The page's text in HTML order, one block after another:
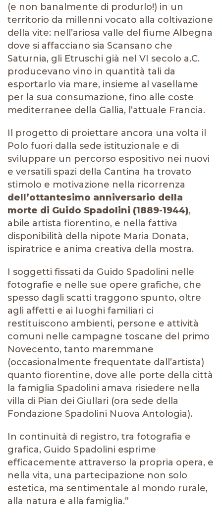
(e non banalmente di produrlo!) in un
territorio da millenni vocato alla coltivazione
della vite: nell’ariosa valle del fiume Albegna
dove si affacciano sia Scansano che
Saturnia, gli Etruschi già nel VI secolo a.C.
producevano vino in quantità tali da
esportarlo via mare, insieme al vasellame
per la sua consumazione, fino alle coste
mediterranee della Gallia, l’attuale Francia.
Il progetto di proiettare ancora una volta il
Polo fuori dalla sede istituzionale e di
sviluppare un percorso espositivo nei nuovi
e versatili spazi della Cantina ha trovato
stimolo e motivazione nella ricorrenza
dell’ottantesimo anniversario della
morte di Guido Spadolini (1889-1944),
abile artista fiorentino, e nella fattiva
disponibilità della nipote Maria Donata,
ispiratrice e anima creativa della mostra.
I soggetti fissati da Guido Spadolini nelle
fotografie e nelle sue opere grafiche, che
spesso dagli scatti traggono spunto, oltre
agli affetti e ai luoghi familiari ci
restituiscono ambienti, persone e attività
comuni nelle campagne toscane del primo
Novecento, tanto maremmane
(occasionalmente frequentate dall’artista)
quanto fiorentine, dove alle porte della città
la famiglia Spadolini amava risiedere nella
villa di Pian dei Giullari (ora sede della
Fondazione Spadolini Nuova Antologia).
In continuità di registro, tra fotografia e
grafica, Guido Spadolini esprime
efficacemente attraverso la propria opera, e
nella vita, una partecipazione non solo
estetica, ma sentimentale al mondo rurale,
alla natura e alla famiglia.”